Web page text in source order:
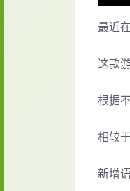
最近
这款
根据
相较
新增